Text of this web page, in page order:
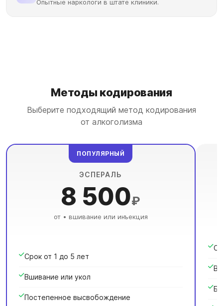
Опытные наркологи в штате клиники.
Методы кодирования
Выберите подходящий метод кодирования
от алкоголизма
ПОПУЛЯРНЫЙ
ЭСПЕРАЛЬ
8 500₽
от • вшивание или инъекция
Срок от 1 до 5 лет
Вшивание или укол
Постепенное высвобождение